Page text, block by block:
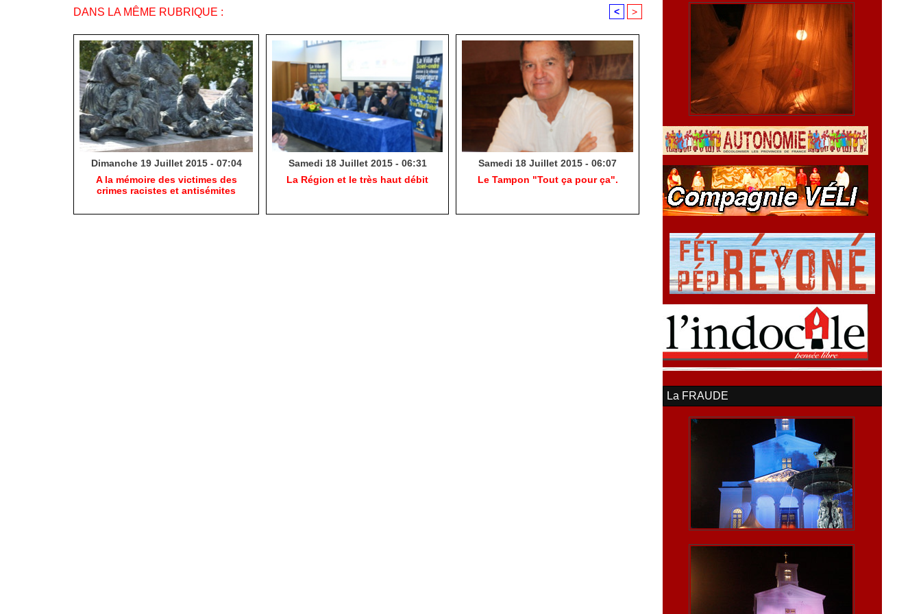
DANS LA MÊME RUBRIQUE : < >
Dimanche 19 Juillet 2015 - 07:04
A la mémoire des victimes des
crimes racistes et antisémites
Samedi 18 Juillet 2015 - 06:31
La Région et le très haut débit
Samedi 18 Juillet 2015 - 06:07
Le Tampon "Tout ça pour ça".
La FRAUDE